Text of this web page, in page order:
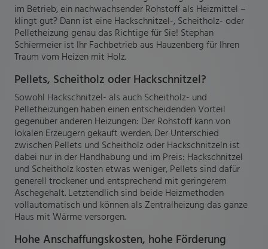
im Betrieb, ein nachwachsender Rohstoff als Heizmittel –
klingt gut? Dann ist eine Hackschnitzel-, Scheitholz- oder
Pelletheizung genau das Richtige für Sie! Stephan
Schiermeier ist Ihr Fachbetrieb aus Hauzenberg für Ihren
Traum vom Heizen mit Holz.
Pellets, Scheitholz oder Hackschnitzel?
Sowohl Hackschnitzel- als auch Scheitholz- und
Pelletheizungen haben einen entscheidenden Vorteil
gegenüber anderen Heizungen: Der Rohstoff kann von
lokalen Erzeugern gekauft werden. Der Unterschied
zwischen Pellets und Scheitholz oder Hackschnitzeln ist
dabei nur in der Handhabung und im Preis: Hackschnitzel
und Scheitholz kosten etwas weniger, Pellets sind dafür
generell trockener und entsprechend mit geringerem
Aschegehalt. Letztendlich sind beide Heizmethoden
vollautomatisch und können als Zentralheizung das ganze
Haus mit Wärme versorgen.
Hohe Anschaffungskosten, hohe Förderung